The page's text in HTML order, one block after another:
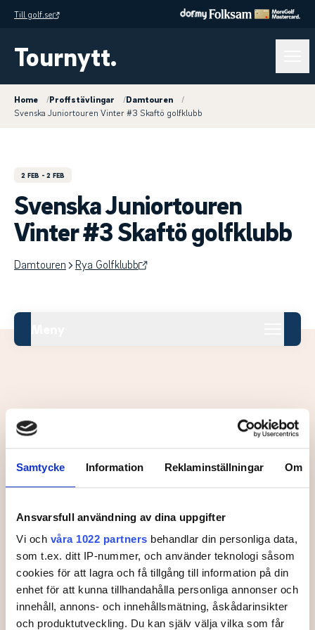
Samtycke Information Reklaminställningar Om
Ansvarsfull användning av dina uppgifter
Vi och våra 1022 partners behandlar din personliga data,
som t.ex. ditt IP-nummer, och använder teknologi såsom
cookies för att lagra och få tillgång till information på din
enhet för att kunna tillhandahålla personliga annonser och
innehåll, annons- och innehållsmätning, åskådarinsikter
och produktutveckling. Du kan själv välja vilka som får
Till golf.se
Tournytt.
Home /Proffstävlingar /Damtouren
/
Svenska Juniortouren Vinter #3 Skaftö golfklubb
2 FEB - 2 FEB
Svenska Juniortouren
Vinter #3 Skaftö golfklubb
Damtouren Rya Golfklubb
Leaderboard.
Inga resultat tillgängliga ännu.